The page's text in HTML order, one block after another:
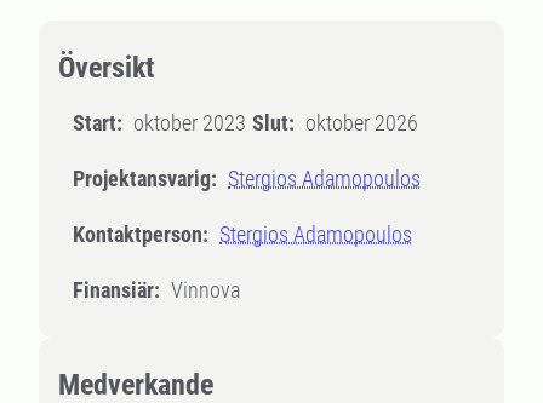
Översikt
Start: oktober 2023 Slut: oktober 2026
Projektansvarig: Stergios Adamopoulos
Kontaktperson: Stergios Adamopoulos
Finansiär: Vinnova
Medverkande